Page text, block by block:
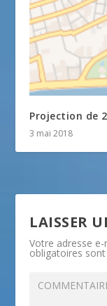
Projection de
3 mai 2018
LAISSER
Votre adresse
obligatoires